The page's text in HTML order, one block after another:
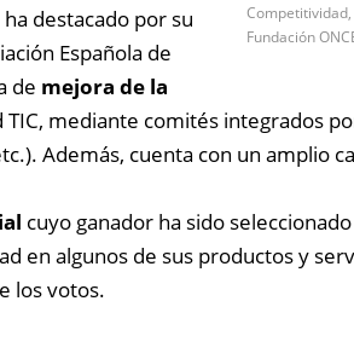
Fundación
destacado por su
Española de
de mejora de la
mediante comités integrados
Además, cuenta con un amplio
cuyo ganador ha sido
en algunos de sus productos y
los votos.